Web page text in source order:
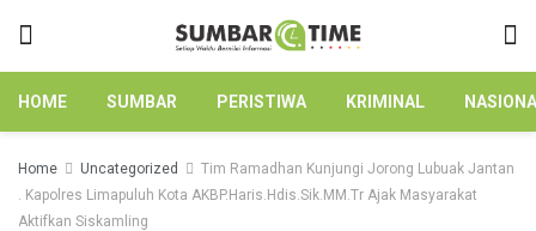
HOME SUMBAR PERISTIWA KRIMINAL
Home Uncategorized
Tim Ramadhan Kunjungi Jorong Lubuak Jantan
. Kapolres Limapuluh Kota AKBP.Haris.Hdis.Sik.MM.Tr Ajak Masyarakat
Aktifkan Siskamling